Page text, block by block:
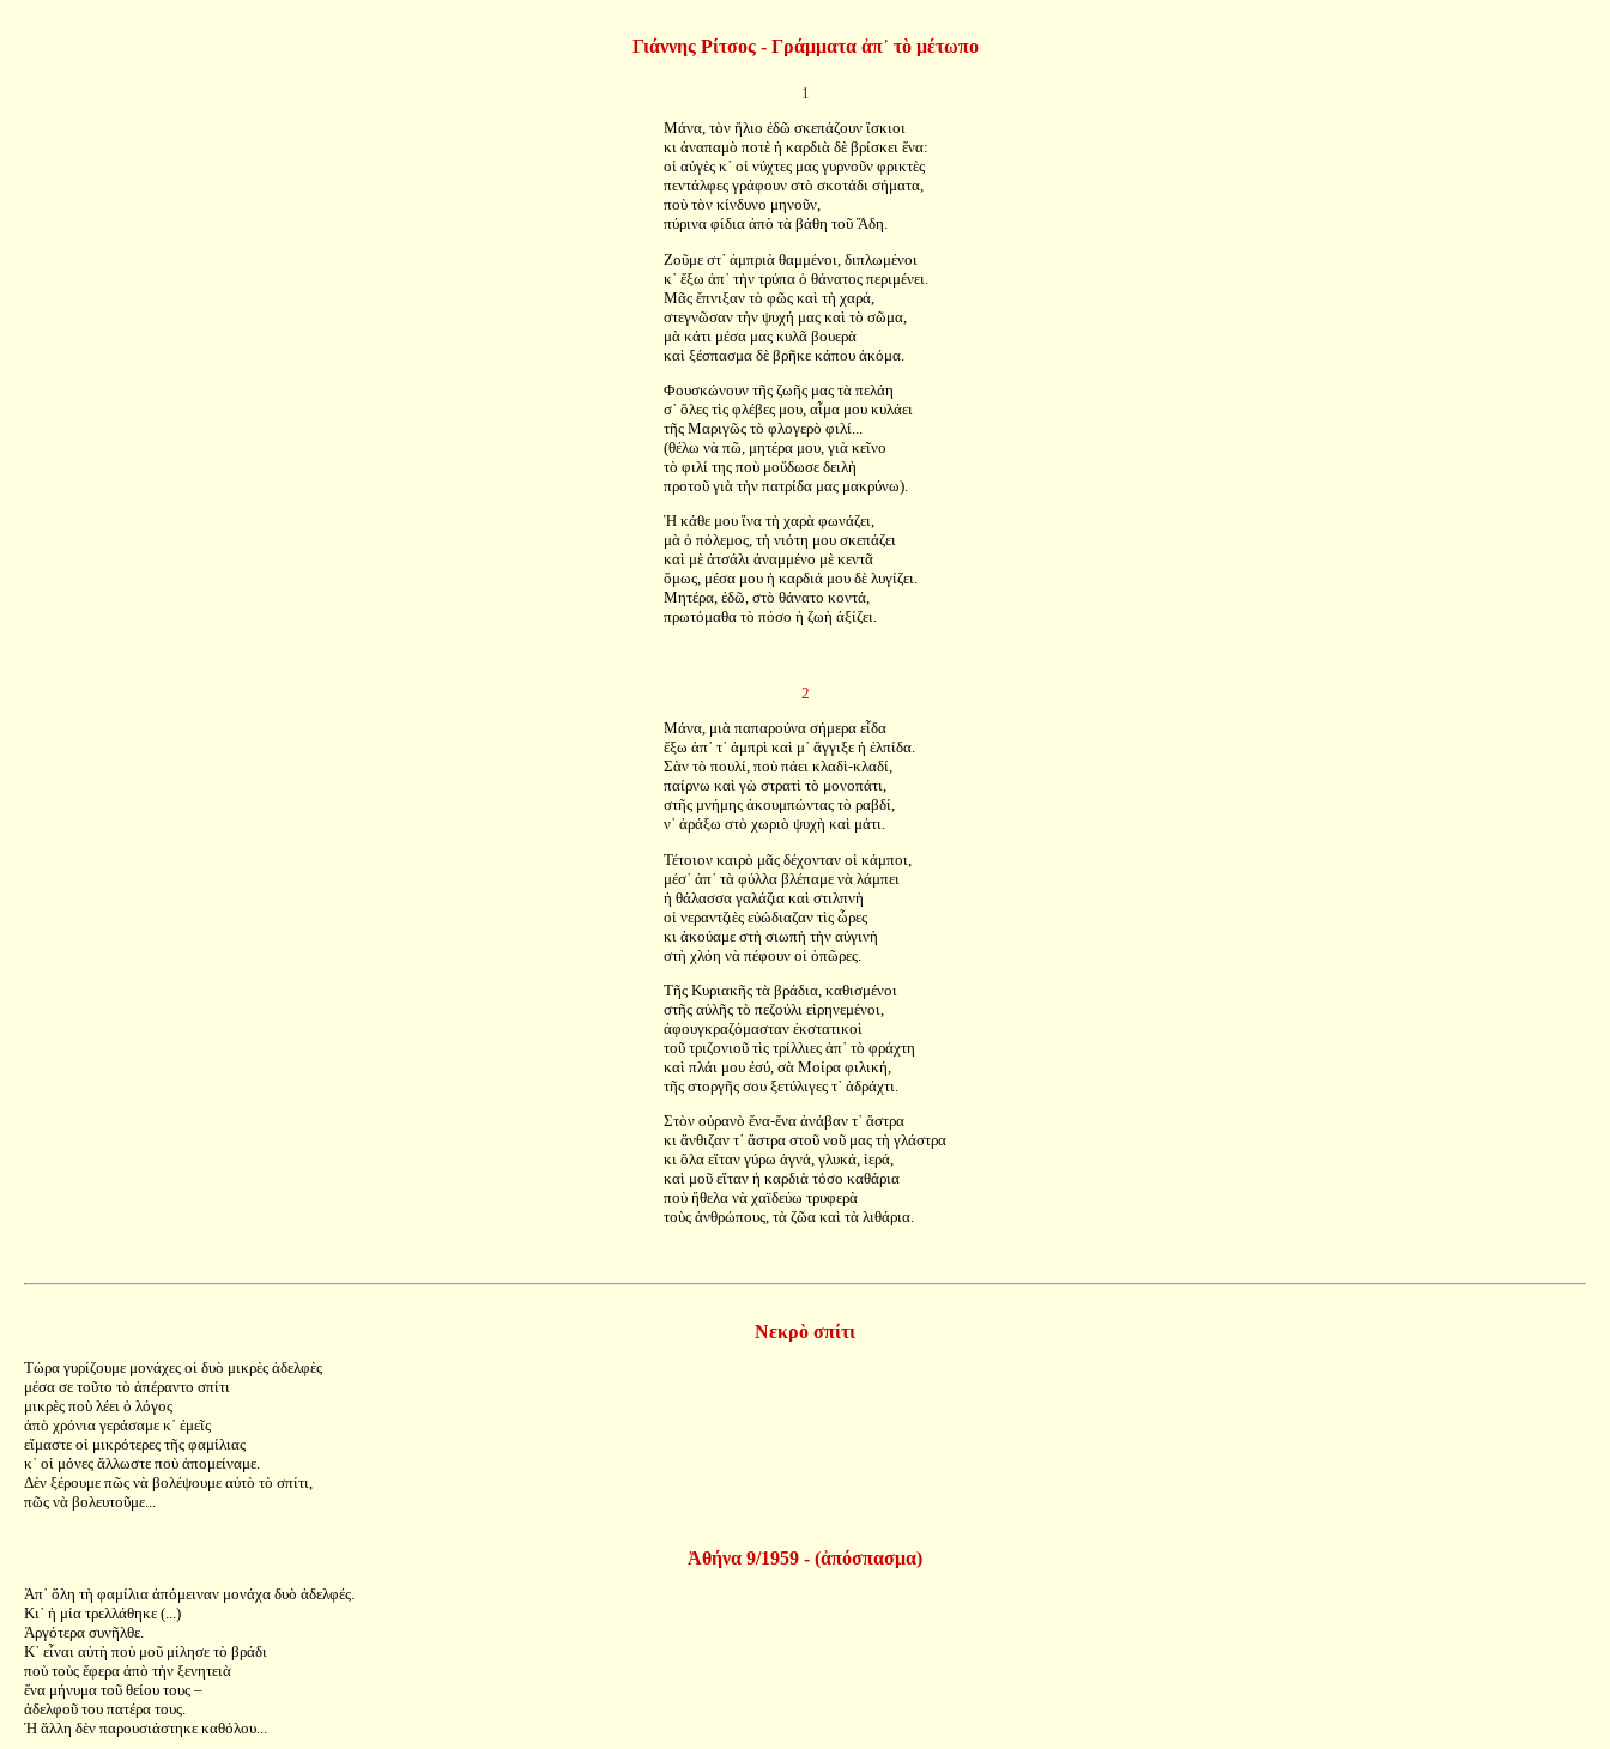
Γιάννης Ρίτσος - Γράμματα ἀπ᾿ τὸ μέτωπο
1
Μάνα, τὸν ἥλιο ἐδῶ σκεπάζουν ἴσκιοι
κι ἀναπαμὸ ποτὲ ἡ καρδιὰ δὲ βρίσκει ἕνα:
οἱ αὐγὲς κ᾿ οἱ νύχτες μας γυρνοῦν φρικτὲς
πεντάλφες γράφουν στὸ σκοτάδι σήματα,
ποὺ τὸν κίνδυνο μηνοῦν,
πύρινα φίδια ἀπὸ τὰ βάθη τοῦ Ἅδη.
Ζοῦμε στ᾿ ἀμπριὰ θαμμένοι, διπλωμένοι
κ᾿ ἔξω ἀπ᾿ τὴν τρύπα ὁ θάνατος περιμένει.
Μᾶς ἔπνιξαν τὸ φῶς καὶ τὴ χαρά,
στεγνῶσαν τὴν ψυχή μας καὶ τὸ σῶμα,
μὰ κάτι μέσα μας κυλᾶ βουερὰ
καὶ ξέσπασμα δὲ βρῆκε κάπου ἀκόμα.
Φουσκώνουν τῆς ζωῆς μας τὰ πελάη
σ᾿ ὅλες τὶς φλέβες μου, αἷμα μου κυλάει
τῆς Μαριγῶς τὸ φλογερὸ φιλί...
(θέλω νὰ πῶ, μητέρα μου, γιὰ κεῖνο
τὸ φιλί της ποὺ μοὔδωσε δειλὴ
προτοῦ γιὰ τὴν πατρίδα μας μακρύνω).
Ἡ κάθε μου ἵνα τὴ χαρὰ φωνάζει,
μὰ ὁ πόλεμος, τὴ νιότη μου σκεπάζει
καὶ μὲ ἀτσάλι ἀναμμένο μὲ κεντᾶ
ὅμως, μέσα μου ἡ καρδιά μου δὲ λυγίζει.
Μητέρα, ἐδῶ, στὸ θάνατο κοντά,
πρωτόμαθα τὸ πόσο ἡ ζωὴ ἀξίζει.
2
Μάνα, μιὰ παπαρούνα σήμερα εἶδα
ἔξω ἀπ᾿ τ᾿ ἀμπρὶ καὶ μ᾿ ἄγγιξε ἡ ἐλπίδα.
Σὰν τὸ πουλί, ποὺ πάει κλαδὶ-κλαδί,
παίρνω καὶ γὼ στρατὶ τὸ μονοπάτι,
στῆς μνήμης ἀκουμπώντας τὸ ραβδί,
ν᾿ ἀράξω στὸ χωριὸ ψυχὴ καὶ μάτι.
Τέτοιον καιρὸ μᾶς δέχονταν οἱ κάμποι,
μέσ᾿ ἀπ᾿ τὰ φύλλα βλέπαμε νὰ λάμπει
ἡ θάλασσα γαλάζια καὶ στιλπνὴ
οἱ νεραντζιὲς εὐώδιαζαν τὶς ὦρες
κι ἀκούαμε στὴ σιωπὴ τὴν αὐγινὴ
στὴ χλόη νὰ πέφουν οἱ ὀπῶρες.
Τῆς Κυριακῆς τὰ βράδια, καθισμένοι
στῆς αὐλῆς τὸ πεζούλι εἰρηνεμένοι,
ἀφουγκραζόμασταν ἐκστατικοὶ
τοῦ τριζονιοῦ τὶς τρίλλιες ἀπ᾿ τὸ φράχτη
καὶ πλάι μου ἐσύ, σὰ Μοίρα φιλική,
τῆς στοργῆς σου ξετύλιγες τ᾿ ἀδράχτι.
Στὸν οὐρανὸ ἕνα-ἕνα ἀνάβαν τ᾿ ἄστρα
κι ἄνθιζαν τ᾿ ἄστρα στοῦ νοῦ μας τὴ γλάστρα
κι ὅλα εἴταν γύρω ἁγνά, γλυκά, ἱερά,
καὶ μοῦ εἴταν ἡ καρδιὰ τόσο καθάρια
ποὺ ἤθελα νὰ χαϊδεύω τρυφερὰ
τοὺς ἀνθρώπους, τὰ ζῶα καὶ τὰ λιθάρια.
Νεκρὸ σπίτι
Τώρα γυρίζουμε μονάχες οἱ δυὸ μικρὲς ἀδελφὲς
μέσα σε τοῦτο τὸ ἀπέραντο σπίτι
μικρὲς ποὺ λέει ὁ λόγος
ἀπὸ χρόνια γεράσαμε κ᾿ ἐμεῖς
εἴμαστε οἱ μικρότερες τῆς φαμίλιας
κ᾿ οἱ μόνες ἄλλωστε ποὺ ἀπομείναμε.
Δὲν ξέρουμε πῶς νὰ βολέψουμε αὐτὸ τὸ σπίτι,
πῶς νὰ βολευτοῦμε...
Ἀθήνα 9/1959 - (ἀπόσπασμα)
Ἀπ᾿ ὅλη τὴ φαμίλια ἀπόμειναν μονάχα δυὸ ἀδελφές.
Κι᾿ ἡ μία τρελλάθηκε (...)
Ἀργότερα συνῆλθε.
Κ᾿ εἶναι αὐτὴ ποὺ μοῦ μίλησε τὸ βράδι
ποὺ τοὺς ἔφερα ἀπὸ τὴν ξενητειὰ
ἕνα μήνυμα τοῦ θείου τους –
ἀδελφοῦ του πατέρα τους.
Ἡ ἄλλη δὲν παρουσιάστηκε καθόλου...